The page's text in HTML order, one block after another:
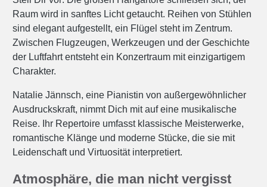
Raum wird in sanftes Licht getaucht. Reihen von Stühlen
sind elegant aufgestellt, ein Flügel steht im Zentrum.
Zwischen Flugzeugen, Werkzeugen und der Geschichte
der Luftfahrt entsteht ein Konzertraum mit einzigartigem
Charakter.
Natalie Jännsch, eine Pianistin von außergewöhnlicher
Ausdruckskraft, nimmt Dich mit auf eine musikalische
Reise. Ihr Repertoire umfasst klassische Meisterwerke,
romantische Klänge und moderne Stücke, die sie mit
Leidenschaft und Virtuosität interpretiert.
Atmosphäre, die man nicht vergisst